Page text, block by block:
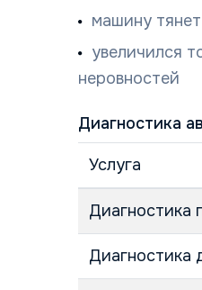
машину
увеличился
неровностей
Диагностика
Услуга
Диагностика
Диагностика